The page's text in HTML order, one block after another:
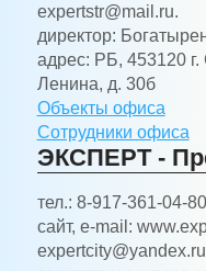
expertstr@mail.ru.
директор:
адрес: РБ, 453120 г.
Ленина, д. 30б
Объекты офиса
Сотрудники офиса
ЭКСПЕРТ -
тел.: 8-917-361-04-80
сайт, e-mail: